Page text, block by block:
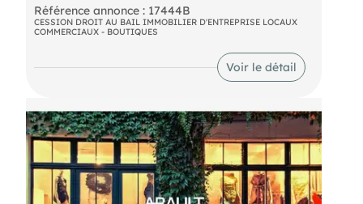
Référence annonce : 17444B
CESSION DROIT AU BAIL IMMOBILIER D'ENTREPRISE LOCAUX
COMMERCIAUX - BOUTIQUES
Voir le détail